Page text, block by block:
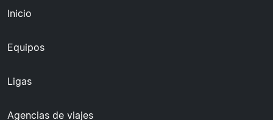
Inicio
Equipos
Ligas
Agencias de viajes